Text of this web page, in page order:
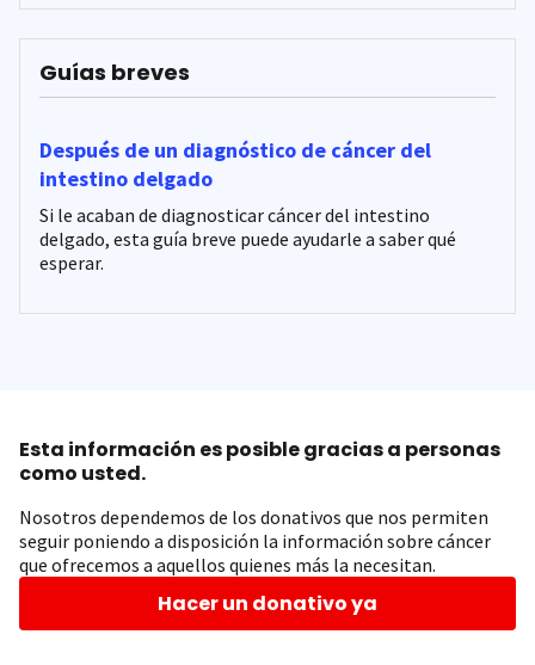
Guías breves
Después de un diagnóstico de cáncer del
intestino delgado
Si le acaban de diagnosticar cáncer del intestino
delgado, esta guía breve puede ayudarle a saber qué
esperar.
Esta información es posible gracias a personas
como usted.
Nosotros dependemos de los donativos que nos permiten
seguir poniendo a disposición la información sobre cáncer
que ofrecemos a aquellos quienes más la necesitan.
Hacer un donativo ya